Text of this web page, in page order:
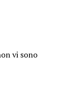
vi sono